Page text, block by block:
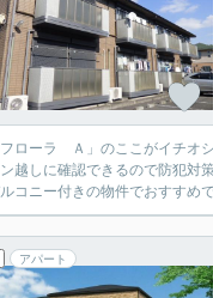
フローラ Ａ」のここがイチオ
越しに確認できるので防犯対
コニー付きの物件でおすすめ
アパート